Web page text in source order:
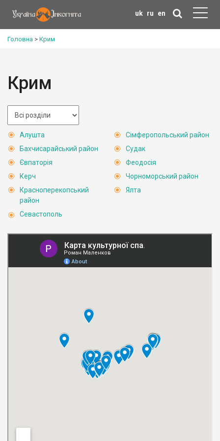
uk ru en
Головна > Крим
Крим
Алушта
Бахчисарайський район
Євпаторія
Керч
Красноперекопський
район
Севастополь
Сімферопольський район
Судак
Феодосія
Чорноморський район
Ялта